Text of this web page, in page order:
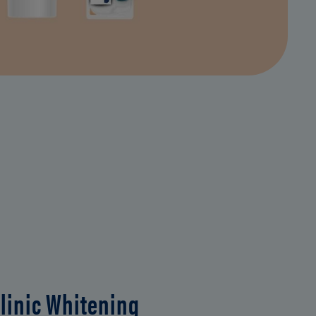
Whitening